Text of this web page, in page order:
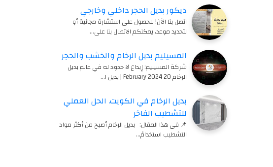
ديكور بديل الحجر داخلي وخارجي
اتصل بنا الآن! للحصول على استشارة مجانية أو
لتحديد موعد، يمكنكم الاتصال بنا على…
المسيليم بديل الرخام والخشب والحجر
شركة المسيليم: إبداع لا حدود له في عالم بديل
الرخام 20 February 2024 | بديل ا…
بديل الرخام في الكويت. الحل العملي
للتشطيب الفاخر
📌 في هذا المقال: بديل الرخام أصبح من أكثر مواد
التشطيب استخدامً…